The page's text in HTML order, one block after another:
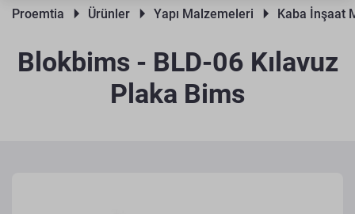
Proemtia Ürünler Yapı Malzemeleri Kaba İnşaat
Blokbims - BLD-06 Kılavuz
Plaka Bims